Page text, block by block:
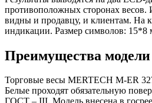
противоположных сторонах
видны и продавцу, и клиентам. На
индикации. Размер символов:
Преимущества модели
Торговые весы MERTECH M-ER
Белые проходят обязательную